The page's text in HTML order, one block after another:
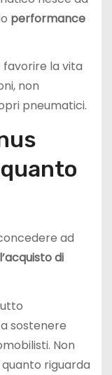
performance
la vita
non
pneumatici.
ad
di
sostenere
Non
riguarda